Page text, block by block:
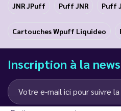
JNR JPuff Puff JNR Puff
Cartouches Wpuff Liquideo
Inscription à la